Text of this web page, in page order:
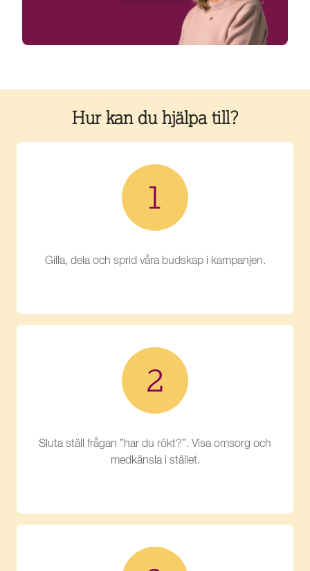
Hur kan du hjälpa till?
Gilla, dela och sprid våra budskap i kampanjen.
Sluta ställ frågan ”har du rökt?”. Visa omsorg och
medkänsla i stället.